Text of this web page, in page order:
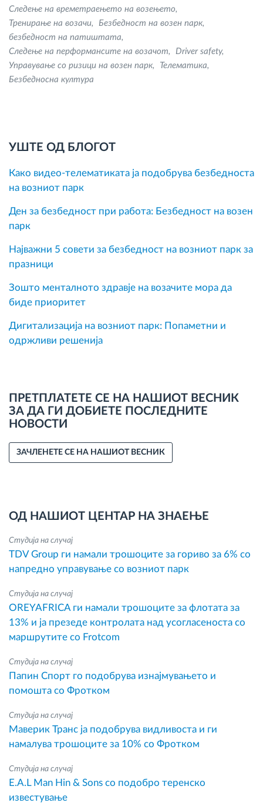
Следење на времетраењето на возењето
Тренирање на возачи
Безбедност на возен парк
безбедност на патиштата
Следење на перформансите на возачот
Driver safety
Управување со ризици на возен парк
Телематика
Безбедносна култура
УШТЕ ОД БЛОГОТ
Како видео-телематиката ја подобрува безбедноста
на возниот парк
Ден за безбедност при работа: Безбедност на возен
парк
Најважни 5 совети за безбедност на возниот парк за
празници
Зошто менталното здравје на возачите мора да
биде приоритет
Дигитализација на возниот парк: Попаметни и
одржливи решенија
ПРЕТПЛАТЕТЕ СЕ НА НАШИОТ ВЕСНИК
ЗА ДА ГИ ДОБИЕТЕ ПОСЛЕДНИТЕ
НОВОСТИ
ЗАЧЛЕНЕТЕ СЕ НА НАШИОТ ВЕСНИК
ОД НАШИОТ ЦЕНТАР НА ЗНАЕЊЕ
Студија на случај
TDV Group ги намали трошоците за гориво за 6% со
напредно управување со возниот парк
Студија на случај
OREYAFRICA ги намали трошоците за флотата за
13% и ја презеде контролата над усогласеноста со
маршрутите со Frotcom
Студија на случај
Папин Спорт го подобрува изнајмувањето и
помошта со Фротком
Студија на случај
Маверик Транс ја подобрува видливоста и ги
намалува трошоците за 10% со Фротком
Студија на случај
E.A.L Man Hin & Sons со подобро теренско
известување